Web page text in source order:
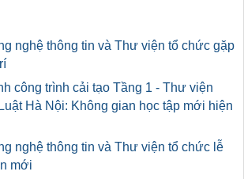
nghệ thông tin và Thư viện tổ chức gặp
công trình cải tạo Tầng 1 - Thư viện
Hà Nội: Không gian học tập mới hiện
nghệ thông tin và Thư viện tổ chức lễ
mới